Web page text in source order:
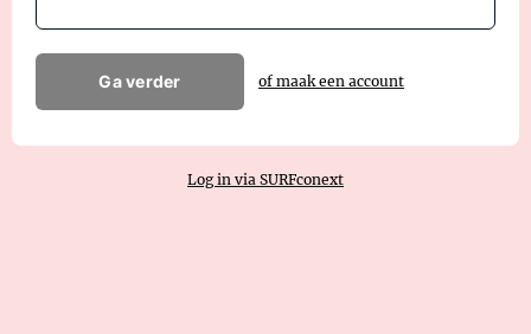
Ga verder of maak een account
Log in via SURFconext